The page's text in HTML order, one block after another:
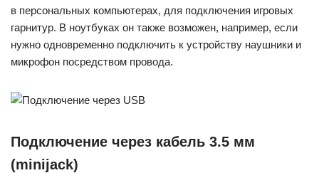
в персональных компьютерах, для подключения игровых
гарнитур. В ноутбуках он также возможен, например, если
нужно одновременно подключить к устройству наушники и
микрофон посредством провода.
Подключение через кабель 3.5 мм
(minijack)